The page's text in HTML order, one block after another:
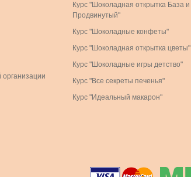
Курс "Шоколадная открытка База и
Продвинутый"
Курс "Шоколадные конфеты"
Курс "Шоколадная открытка цветы"
Курс "Шоколадные игры детство"
Курс "Все секреты печенья"
Курс "Идеальный макарон"